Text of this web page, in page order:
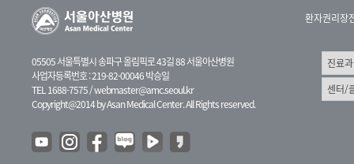
05505 서울특별시 송파구 올림픽로 43길 88 서울아산병원
사업자등록번호 : 219-82-00046 박승일
TEL 1688-7575 /webmaster@amc.seoul.kr
Copyright@2014 by Asan Medical Center. All Rights reserved.
환자권리장